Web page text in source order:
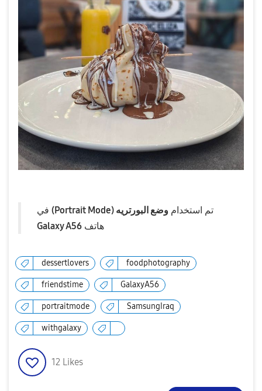
​تم استخدام وضع البورتريه (Portrait Mode)
في
هاتف Galaxy A56
dessertlovers foodphotography
friendstime GalaxyA56
portraitmode SamsungIraq
withgalaxy
12 Likes